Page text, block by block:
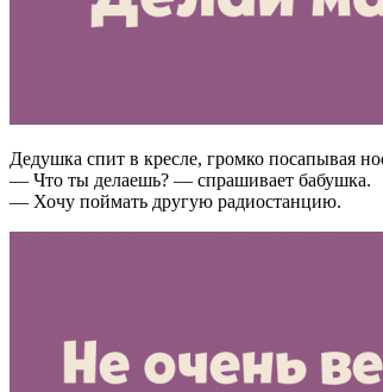
Дедушка спит в кресле, громко посапывая
— Что ты делаешь? — спрашивает бабушка.
— Хочу поймать другую радиостанцию.